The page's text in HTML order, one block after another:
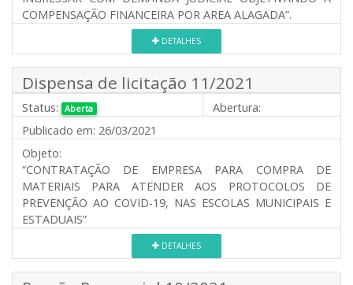
COMPENSAÇÃO FINANCEIRA POR AREA ALAGADA”.
DETALHES
Dispensa de licitação 11/2021
Status: Aberta
Abertura:
Publicado em: 26/03/2021
Objeto:
“CONTRATAÇÃO DE EMPRESA PARA COMPRA DE
MATERIAIS PARA ATENDER AOS PROTOCOLOS DE
PREVENÇÃO AO COVID-19, NAS ESCOLAS MUNICIPAIS E
ESTADUAIS”
DETALHES